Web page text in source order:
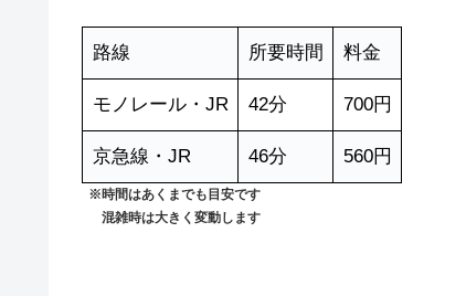
路線 所要時間 料金
モノレール・JR 42分 700円
京急線・JR 46分 560円
※時間はあくまでも目安です
混雑時は大きく変動します